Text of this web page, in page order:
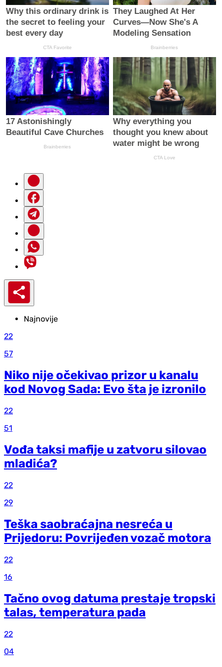
Najnovije
22
57
Niko nije očekivao prizor u kanalu
kod Novog Sada: Evo šta je izronilo
22
51
Vođa taksi mafije u zatvoru silovao
mladića?
22
29
Teška saobraćajna nesreća u
Prijedoru: Povrijeđen vozač motora
22
16
Tačno ovog datuma prestaje tropski
talas, temperatura pada
22
04